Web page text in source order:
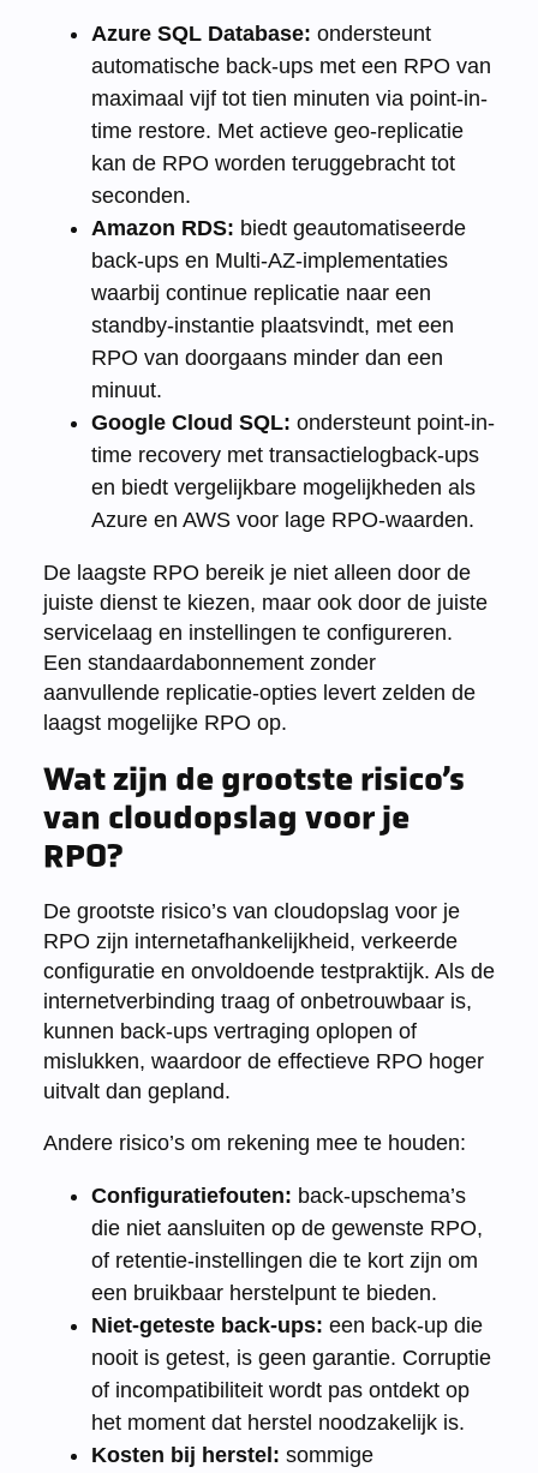
Azure SQL Database: ondersteunt
automatische back-ups met een RPO van
maximaal vijf tot tien minuten via point-in-
time restore. Met actieve geo-replicatie
kan de RPO worden teruggebracht tot
seconden.
Amazon RDS: biedt geautomatiseerde
back-ups en Multi-AZ-implementaties
waarbij continue replicatie naar een
standby-instantie plaatsvindt, met een
RPO van doorgaans minder dan een
minuut.
Google Cloud SQL: ondersteunt point-in-
time recovery met transactielogback-ups
en biedt vergelijkbare mogelijkheden als
Azure en AWS voor lage RPO-waarden.
De laagste RPO bereik je niet alleen door de
juiste dienst te kiezen, maar ook door de juiste
servicelaag en instellingen te configureren.
Een standaardabonnement zonder
aanvullende replicatie-opties levert zelden de
laagst mogelijke RPO op.
Wat zijn de grootste risico’s
van cloudopslag voor je
RPO?
De grootste risico’s van cloudopslag voor je
RPO zijn internetafhankelijkheid, verkeerde
configuratie en onvoldoende testpraktijk. Als de
internetverbinding traag of onbetrouwbaar is,
kunnen back-ups vertraging oplopen of
mislukken, waardoor de effectieve RPO hoger
uitvalt dan gepland.
Andere risico’s om rekening mee te houden:
Configuratiefouten: back-upschema’s
die niet aansluiten op de gewenste RPO,
of retentie-instellingen die te kort zijn om
een bruikbaar herstelpunt te bieden.
Niet-geteste back-ups: een back-up die
nooit is getest, is geen garantie. Corruptie
of incompatibiliteit wordt pas ontdekt op
het moment dat herstel noodzakelijk is.
Kosten bij herstel: sommige